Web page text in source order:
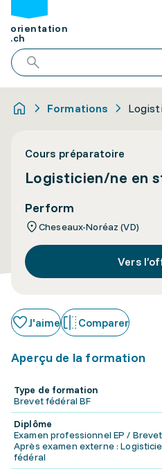
orientation
.ch
Formations
Cours préparatoire
Logisticien/ne en
Perform
Cheseaux-Noréaz (VD)
Vers
J'aime Comparer
Aperçu de la formation
Type de formation
Brevet fédéral BF
Diplôme
Examen professionnel EP /
Après examen externe :
fédéral